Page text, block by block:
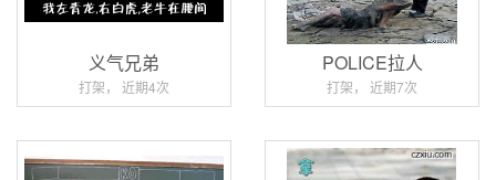
义气兄弟
打架， 近期4次
POLICE拉人
打架， 近期7次